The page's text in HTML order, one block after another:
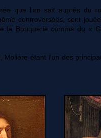
que l’on sait auprès du
controversées, sont
la Bouquerie comme du «
Molière étant l’un des